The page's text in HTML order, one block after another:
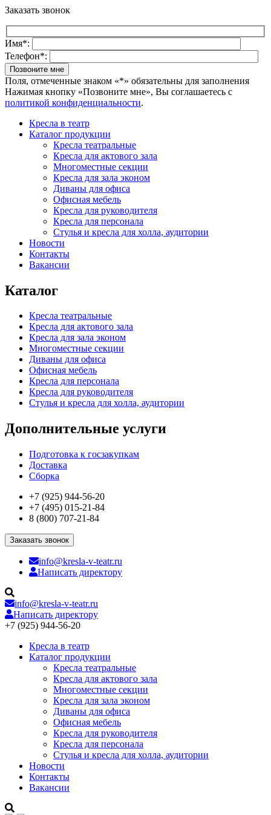
Заказать звонок
Имя*:
Телефон*:
Поля, отмеченные знаком «*» обязательны для заполнения
Нажимая кнопку «Позвоните мне», Вы соглашаетесь с
политикой конфиденциальности.
Кресла в театр
Каталог продукции
Кресла театральные
Кресла для актового зала
Многоместные секции
Кресла для зала эконом
Диваны для офиса
Офисная мебель
Кресла для руководителя
Кресла для персонала
Стулья и кресла для холла, аудитории
Новости
Контакты
Вакансии
Каталог
Кресла театральные
Кресла для актового зала
Кресла для зала эконом
Многоместные секции
Диваны для офиса
Офисная мебель
Кресла для персонала
Кресла для руководителя
Стулья и кресла для холла, аудитории
Дополнительные услуги
Подготовка к госзакупкам
Доставка
Сборка
+7 (925) 944-56-20
+7 (495) 015-21-84
8 (800) 707-21-84
Заказать звонок
info@kresla-v-teatr.ru
Написать директору
info@kresla-v-teatr.ru
Написать директору
+7 (925) 944-56-20
Кресла в театр
Каталог продукции
Кресла театральные
Кресла для актового зала
Многоместные секции
Кресла для зала эконом
Диваны для офиса
Офисная мебель
Кресла для руководителя
Кресла для персонала
Стулья и кресла для холла, аудитории
Новости
Контакты
Вакансии